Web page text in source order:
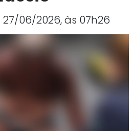
06/2026, às 07h26